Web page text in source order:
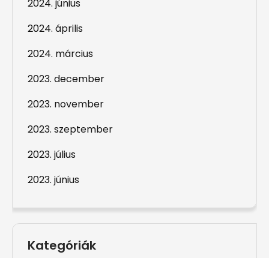
2024. június
2024. április
2024. március
2023. december
2023. november
2023. szeptember
2023. július
2023. június
Kategóriák